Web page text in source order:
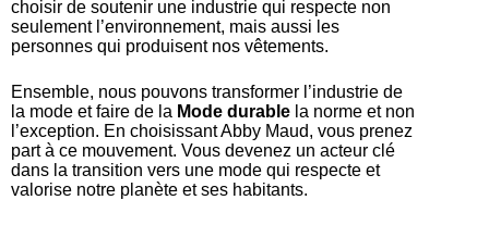
choisir de soutenir une industrie qui respecte non
seulement l’environnement, mais aussi les
personnes qui produisent nos vêtements.
Ensemble, nous pouvons transformer l’industrie de
la mode et faire de la Mode durable la norme et non
l’exception. En choisissant Abby Maud, vous prenez
part à ce mouvement. Vous devenez un acteur clé
dans la transition vers une mode qui respecte et
valorise notre planète et ses habitants.